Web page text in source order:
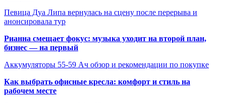
Певица Дуа Липа вернулась на сцену после перерыва и
анонсировала тур
Рианна смещает фокус: музыка уходит на второй план,
бизнес — на первый
Аккумуляторы 55-59 Ач обзор и рекомендации по покупке
Как выбрать офисные кресла: комфорт и стиль на
рабочем месте